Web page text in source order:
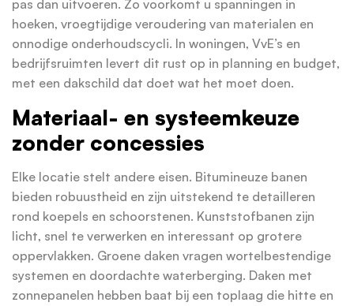
pas dan uitvoeren. Zo voorkomt u spanningen in
hoeken, vroegtijdige veroudering van materialen en
onnodige onderhoudscycli. In woningen, VvE’s en
bedrijfsruimten levert dit rust op in planning en budget,
met een dakschild dat doet wat het moet doen.
Materiaal- en systeemkeuze
zonder concessies
Elke locatie stelt andere eisen. Bitumineuze banen
bieden robuustheid en zijn uitstekend te detailleren
rond koepels en schoorstenen. Kunststofbanen zijn
licht, snel te verwerken en interessant op grotere
oppervlakken. Groene daken vragen wortelbestendige
systemen en doordachte waterberging. Daken met
zonnepanelen hebben baat bij een toplaag die hitte en